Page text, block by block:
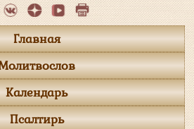
Главная
Календарь
Псалтирь